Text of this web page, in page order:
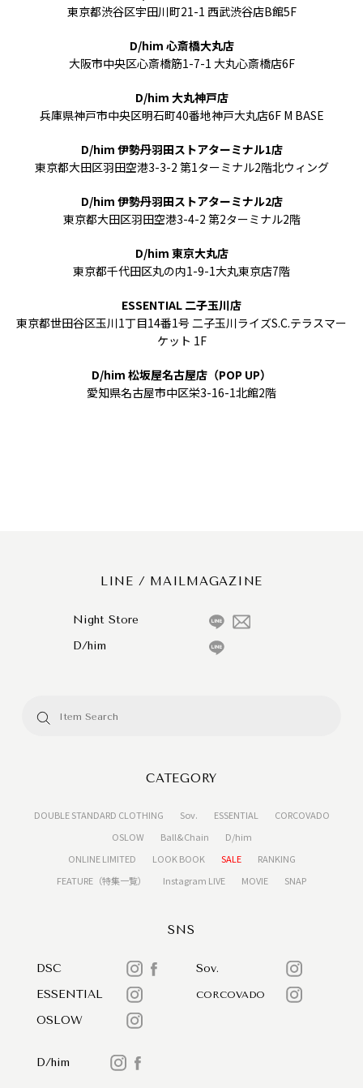
東京都渋谷区宇田川町21-1 西武渋谷店B館5F
D/him 心斎橋大丸店
大阪市中央区心斎橋筋1-7-1 大丸心斎橋店6F
D/him 大丸神戸店
兵庫県神戸市中央区明石町40番地神戸大丸店6F M BASE
D/him 伊勢丹羽田ストアターミナル1店
東京都大田区羽田空港3-3-2 第1ターミナル2階北ウィング
D/him 伊勢丹羽田ストアターミナル2店
東京都大田区羽田空港3-4-2 第2ターミナル2階
D/him 東京大丸店
東京都千代田区丸の内1-9-1大丸東京店7階
ESSENTIAL 二子玉川店
東京都世田谷区玉川1丁目14番1号 二子玉川ライズS.C.テラスマー
ケット 1F
D/him 松坂屋名古屋店（POP UP）
愛知県名古屋市中区栄3-16-1北館2階
LINE / MAILMAGAZINE
Night Store
D/him
CATEGORY
DOUBLE STANDARD CLOTHING Sov. ESSENTIAL
CORCOVADO
OSLOW
Ball&Chain
D/him
ONLINE LIMITED
LOOK BOOK SALE
RANKING
FEATURE（特集一覧）
Instagram LIVE MOVIE SNAP
SNS
DSC
Sov.
ESSENTIAL
CORCOVADO
OSLOW
D/him